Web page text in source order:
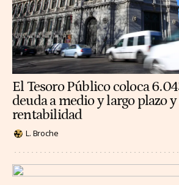
El Tesoro Público coloca
deuda a medio y largo plazo
rentabilidad
L. Broche